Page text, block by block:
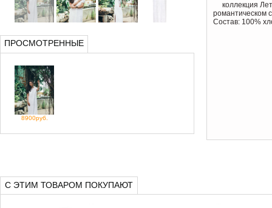
ПРОСМОТРЕННЫЕ
8900руб.
коллекция
романтическом
Состав: 100%
С ЭТИМ ТОВАРОМ ПОКУПАЮТ